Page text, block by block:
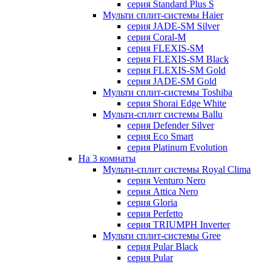
серия Standard Plus S
Мульти сплит-системы Haier
серия JADE-SM Silver
серия Coral-M
серия FLEXIS-SM
серия FLEXIS-SM Black
серия FLEXIS-SM Gold
серия JADE-SM Gold
Мульти сплит-системы Toshiba
серия Shorai Edge White
Мульти-сплит системы Ballu
серия Defender Silver
серия Eco Smart
серия Platinum Evolution
На 3 комнаты
Мульти-сплит системы Royal Clima
серия Venturo Nero
серия Attica Nero
серия Gloria
серия Perfetto
серия TRIUMPH Inverter
Мульти сплит-системы Gree
серия Pular Black
серия Pular